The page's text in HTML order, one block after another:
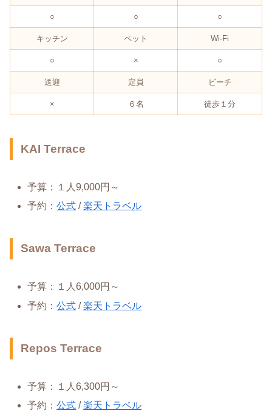
○ ○ ○
キッチン ペット Wi-Fi
○ × ○
送迎 定員 ビーチ
× ６名 徒歩１分
KAI Terrace
予算：１人9,000円～
予約：公式 /楽天トラベル
Sawa Terrace
予算：１人6,000円～
予約：公式 /楽天トラベル
Repos Terrace
予算：１人6,300円～
予約：公式 /楽天トラベル